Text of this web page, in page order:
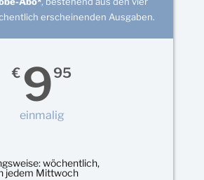
erscheinenden Ausgaben.
€ 995
einmalig
wöchentlich,
jedem Mittwoch